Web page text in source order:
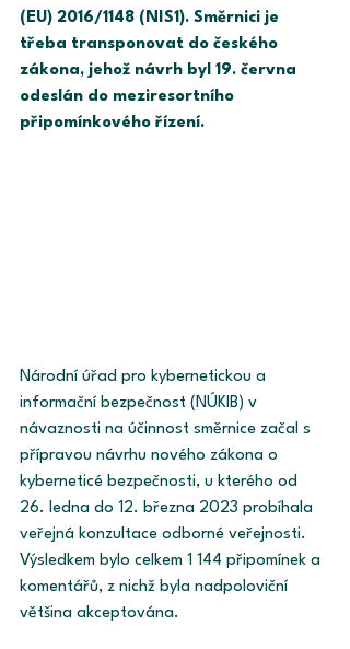
(EU) 2016/1148 (NIS1). Směrnici je
třeba transponovat do českého
zákona, jehož návrh byl 19. června
odeslán do meziresortního
připomínkového řízení.
Národní úřad pro kybernetickou a
informační bezpečnost (NÚKIB) v
návaznosti na účinnost směrnice začal s
přípravou návrhu nového zákona o
kyberneticé bezpečnosti, u kterého od
26. ledna do 12. března 2023 probíhala
veřejná konzultace odborné veřejnosti.
Výsledkem bylo celkem 1 144 připomínek a
komentářů, z nichž byla nadpoloviční
většina akceptována.